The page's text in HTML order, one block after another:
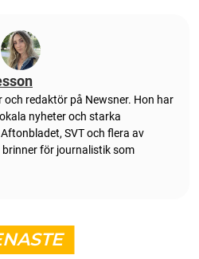
redaktör på Newsner. Hon har
nyheter och starka
SVT och flera av
för journalistik som